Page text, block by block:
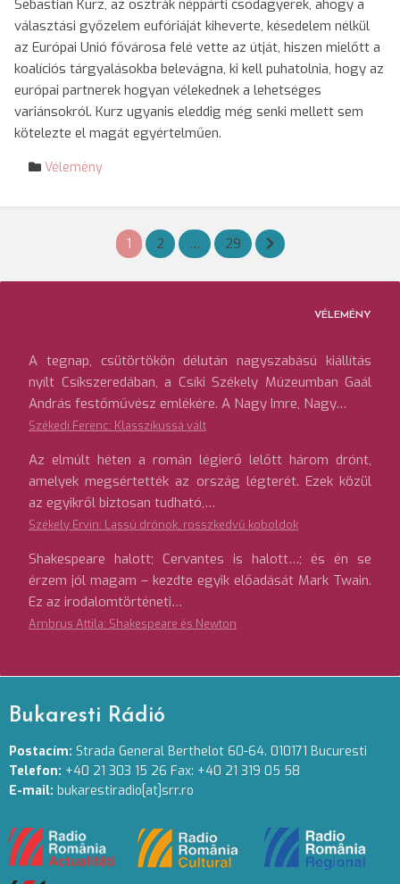
Sebastian Kurz, az osztrák néppárti csodagyerek, ahogy a
választási győzelem eufóriáját kiheverte, késedelem nélkül
az Európai Unió fővárosa felé vette az útját, hiszen mielőtt a
koalíciós tárgyalásokba belevágna, ki kell puhatolnia, hogy az
európai partnerek hogyan vélekednek a lehetséges
variánsokról. Kurz ugyanis eleddig még senki mellett sem
kötelezte el magát egyértelműen.
Vélemény
Bejegyzések
lapozása
1 2 … 29
VÉLEMÉNY
A tegnap, csütörtökön délután nagyszabású kiállítás
nyílt Csíkszeredában, a Csíki Székely Múzeumban Gaál
András festőművész emlékére. A Nagy Imre, Nagy…
Székedi Ferenc: Klasszikussá vált
Az elmúlt héten a román légierő lelőtt három drónt,
amelyek megsértették az ország légterét. Ezek közül
az egyikről biztosan tudható,…
Székely Ervin: Lassú drónok, rosszkedvű koboldok
Shakespeare halott; Cervantes is halott…; és én se
érzem jól magam – kezdte egyik előadását Mark Twain.
Ez az irodalomtörténeti…
Ambrus Attila: Shakespeare és Newton
Bukaresti Rádió
Postacím: Strada General Berthelot 60-64. 010171 Bucuresti
Telefon: +40 21 303 15 26 Fax: +40 21 319 05 58
E-mail: bukarestiradio[at]srr.ro